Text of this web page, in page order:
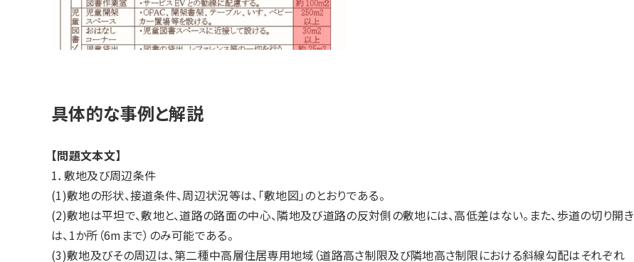
具体的な事例と解説
【問題文本文】
1．敷地及び周辺条件
(1)敷地の形状、接道条件、周辺状況等は、「敷地図」のとおりである。
(2)敷地は平坦で、敷地と、道路の路面の中心、隣地及び道路の反対側の敷地には、高低差はない。また、歩道の切り開き
は、1か所（6mまで）のみ可能である。
(3)敷地及びその周辺は、第二種中高層住居専用地域（道路高さ制限及び隣地高さ制限における斜線勾配はそれぞれ